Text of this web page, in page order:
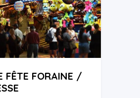
FÊTE FORAINE /